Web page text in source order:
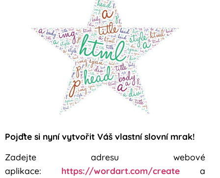
Pojďte si nyní vytvořit Váš vlastní slovní mrak!
Zadejte adresu webové
aplikace: https://wordart.com/create a